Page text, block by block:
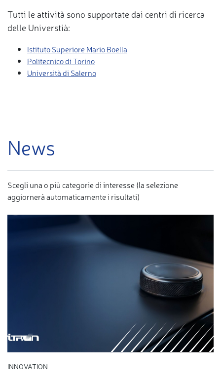
Tutti le attività sono supportate dai centri di ricerca
delle Universtià:
Istituto Superiore Mario Boella
Politecnico di Torino
Università di Salerno
News
Scegli una o più categorie di interesse (la selezione
aggiornerà automaticamente i risultati)
INNOVATION